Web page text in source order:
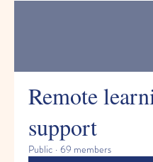
Remote
support
Public · 69 members